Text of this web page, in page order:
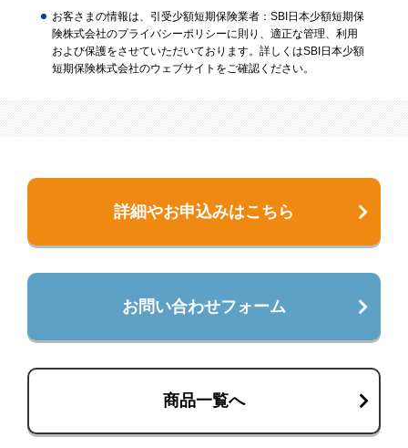
お客さまの情報は、引受少額短期保険業者：SBI日本少額短期保
険株式会社のプライバシーポリシーに則り、適正な管理、利用
および保護をさせていただいております。詳しくはSBI日本少額
短期保険株式会社のウェブサイトをご確認ください。
詳細やお申込みはこちら
お問い合わせフォーム
商品一覧へ